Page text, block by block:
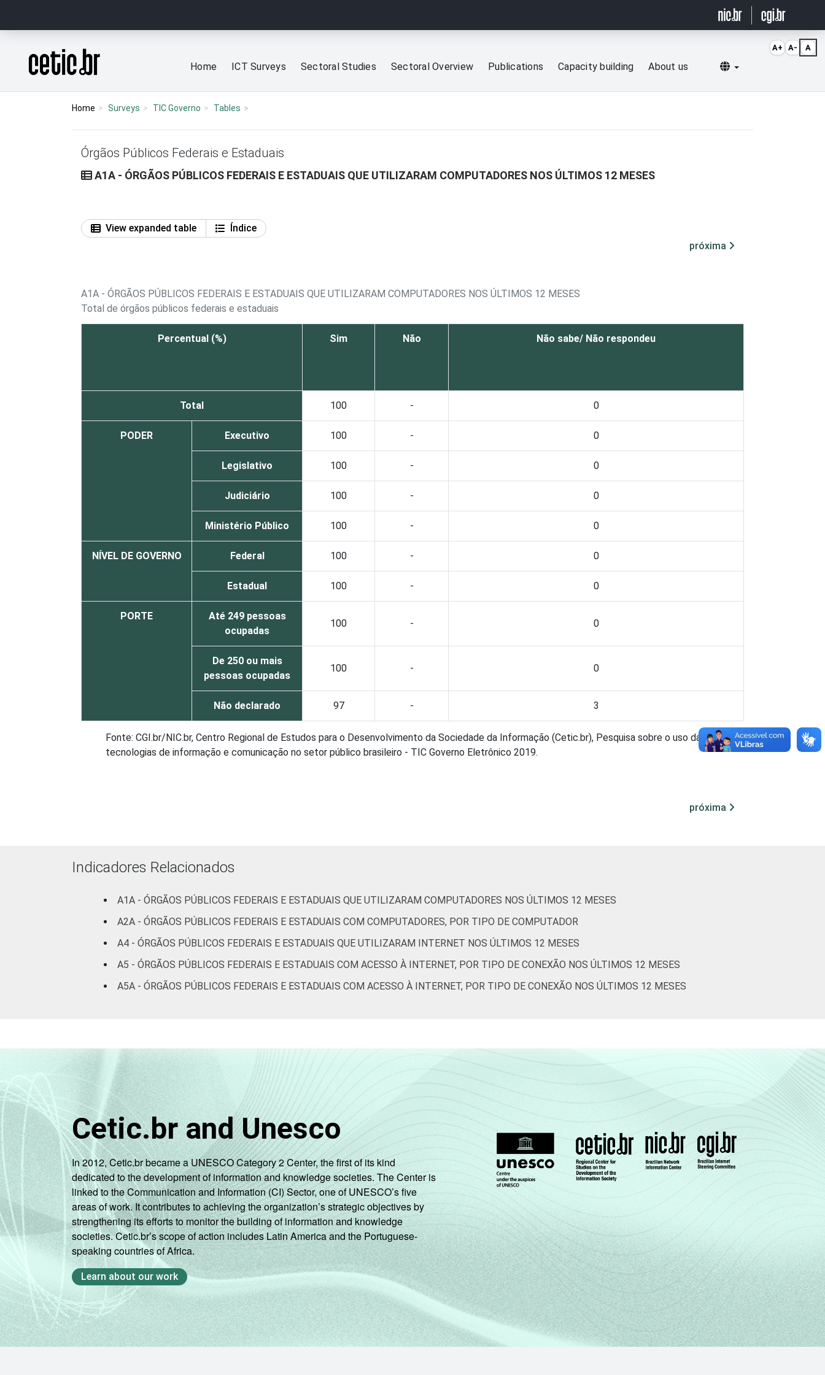
Página inicial
Home ICT Surveys Sectoral Studies Sectoral Overview Publications Capacity building About us Selecionar idioma
Home Surveys TIC Governo Tables
Órgãos Públicos Federais e Estaduais
A1A - ÓRGÃOS PÚBLICOS FEDERAIS E ESTADUAIS QUE UTILIZARAM COMPUTADORES NOS ÚLTIMOS 12 MESES
View expanded table
Índice
próxima
A1A - ÓRGÃOS PÚBLICOS FEDERAIS E ESTADUAIS QUE UTILIZARAM COMPUTADORES NOS ÚLTIMOS 12 MESES
Total de órgãos públicos federais e estaduais
Percentual (%) Sim Não Não sabe/ Não respondeu
Total 100 - 0
PODER Executivo 100 - 0
Legislativo 100 - 0
Judiciário 100 - 0
Ministério Público 100 - 0
NÍVEL DE GOVERNO Federal 100 - 0
Estadual 100 - 0
PORTE
Até 249 pessoas
ocupadas
100 - 0
De 250 ou mais
pessoas ocupadas
100 - 0
Não declarado 97 - 3
Fonte: CGI.br/NIC.br, Centro Regional de Estudos para o Desenvolvimento da Sociedade da Informação (Cetic.br), Pesquisa sobre o uso das
tecnologias de informação e comunicação no setor público brasileiro - TIC Governo Eletrônico 2019.
próxima
Indicadores Relacionados
A1A - ÓRGÃOS PÚBLICOS FEDERAIS E ESTADUAIS QUE UTILIZARAM COMPUTADORES NOS ÚLTIMOS 12 MESES
A2A - ÓRGÃOS PÚBLICOS FEDERAIS E ESTADUAIS COM COMPUTADORES, POR TIPO DE COMPUTADOR
A4 - ÓRGÃOS PÚBLICOS FEDERAIS E ESTADUAIS QUE UTILIZARAM INTERNET NOS ÚLTIMOS 12 MESES
A5 - ÓRGÃOS PÚBLICOS FEDERAIS E ESTADUAIS COM ACESSO À INTERNET, POR TIPO DE CONEXÃO NOS ÚLTIMOS 12 MESES
A5A - ÓRGÃOS PÚBLICOS FEDERAIS E ESTADUAIS COM ACESSO À INTERNET, POR TIPO DE CONEXÃO NOS ÚLTIMOS 12 MESES
Cetic.br and Unesco
In 2012, Cetic.br became a UNESCO Category 2 Center, the first of its kind
dedicated to the development of information and knowledge societies. The Center is
linked to the Communication and Information (CI) Sector, one of UNESCO’s five
areas of work. It contributes to achieving the organization’s strategic objectives by
strengthening its efforts to monitor the building of information and knowledge
societies. Cetic.br’s scope of action includes Latin America and the Portuguese-
speaking countries of Africa.
Learn about our work
A+ A- A